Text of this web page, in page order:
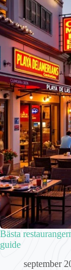
Bästa
guide
september